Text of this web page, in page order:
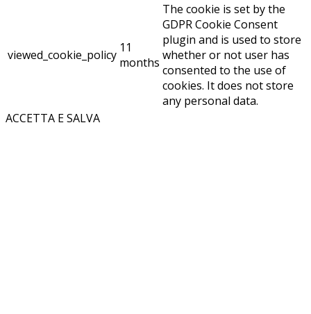
viewed_cookie_policy 11
months
The cookie is set by the
GDPR Cookie Consent
plugin and is used to store
whether or not user has
consented to the use of
cookies. It does not store
any personal data.
ACCETTA E SALVA